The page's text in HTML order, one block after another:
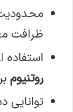
ظرافت
استفاده از ۱۷ نوع
روتنیوم
توانایی